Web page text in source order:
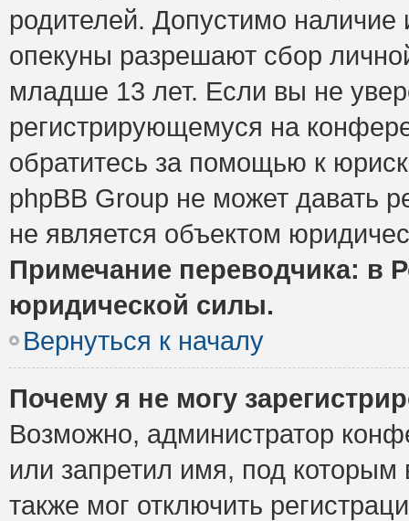
родителей. Допустимо наличие
опекуны разрешают сбор
младше 13 лет. Если вы не
регистрирующемуся на
обратитесь за помощью к
phpBB Group не может давать
не является объектом
Примечание переводчика: в
юридической силы.
Вернуться к началу
Почему я не могу
Возможно, администратор
или запретил имя, под которым
также мог отключить